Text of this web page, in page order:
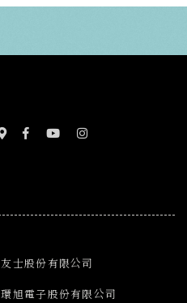
友士股份有限公司
環旭電子股份有限公司